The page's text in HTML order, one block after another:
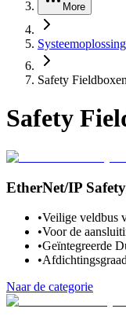
More
Safety Fieldboxen
Safety
EtherNet/IP
•Veilige veldbus
•Voor de
•Geïntegreerde
•
Naar de categorie